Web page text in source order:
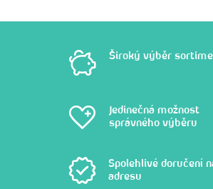
Široký výběr
Jedinečná možnost
správného výběru
Spolehlivé doručení
adresu